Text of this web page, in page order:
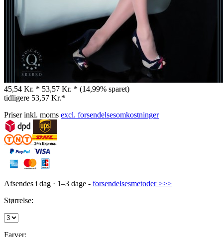
45,54 Kr. * 53,57 Kr. * (14,99% sparet)
tidligere 53,57 Kr.*
Priser inkl. moms excl. forsendelsesomkostninger
Afsendes i dag · 1–3 dage - forsendelsesmetoder >>>
Størrelse:
Farver: